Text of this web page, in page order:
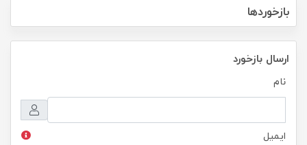
بازخوردها
ارسال بازخورد
نام
ایمیل